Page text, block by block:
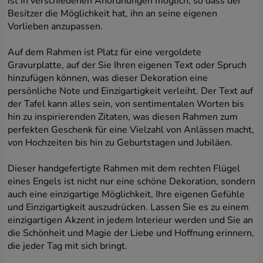
Diese Website verwendet Google reCAPTCHA. Es gelten die
Datenschutzbestimmungen undNutzungsbedingungen von Google.
Ich stimme der Verarbeitung meiner
personenbezogenen Daten zu.
Besitzer die Möglichkeit hat, ihn an seine eigenen
Vorlieben anzupassen.
Auf dem Rahmen ist Platz für eine vergoldete
Gravurplatte, auf der Sie Ihren eigenen Text oder Spruch
hinzufügen können, was dieser Dekoration eine
persönliche Note und Einzigartigkeit verleiht. Der Text auf
der Tafel kann alles sein, von sentimentalen Worten bis
hin zu inspirierenden Zitaten, was diesen Rahmen zum
perfekten Geschenk für eine Vielzahl von Anlässen macht,
von Hochzeiten bis hin zu Geburtstagen und Jubiläen.
Dieser handgefertigte Rahmen mit dem rechten Flügel
eines Engels ist nicht nur eine schöne Dekoration, sondern
auch eine einzigartige Möglichkeit, Ihre eigenen Gefühle
und Einzigartigkeit auszudrücken. Lassen Sie es zu einem
einzigartigen Akzent in jedem Interieur werden und Sie an
die Schönheit und Magie der Liebe und Hoffnung erinnern,
die jeder Tag mit sich bringt.
sowie die Vermarktung und Bewerbung der
eigenen Dienste des Administrators.
Ihre freiwillige Einwilligung. Sie werden vor allem
Marketingdienstleistungen von Dritten
bereitgestellt werden und wenn wir solche
Dienstleistungen an Dritte erbringen. Um Ihnen
Werbung anzuzeigen, die Sie interessiert (z. B. ein
Produkt, das Sie möglicherweise benötigen),
müssen Werbetreibende und deren Vertreter Ihre
Daten verarbeiten können. Die Erteilung einer
solchen Einwilligung ist völlig freiwillig und Sie
müssen sie nicht erteilen, wenn Sie dies nicht
jederzeit die Möglichkeit, den Umfang
einzuschränken oder Ihre Einwilligung zu ändern.
Ihre weiteren Rechte, die sich aus Ihrer
Einwilligung ergeben, werden im Folgenden
beschrieben.
Ihre Daten werden im Rahmen unserer